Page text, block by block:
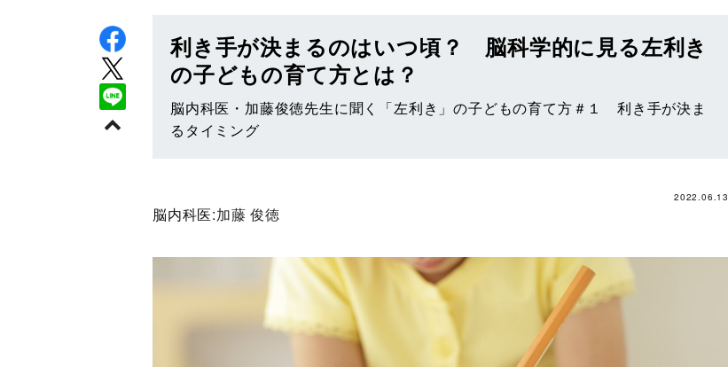
利き手が決まるのはいつ頃？ 脳科学的に見る左利き
の子どもの育て方とは？
脳内科医・加藤俊徳先生に聞く「左利き」の子どもの育て方＃１ 利き手が決ま
るタイミング
2022.06.13
脳内科医:加藤 俊徳